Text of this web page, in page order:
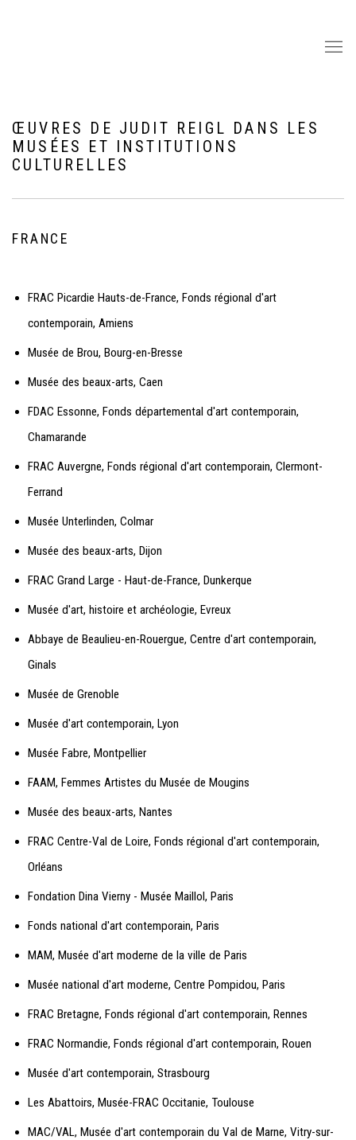
ŒUVRES DE JUDIT REIGL DANS LES
MUSÉES ET INSTITUTIONS
CULTURELLES
FRANCE
FRAC Picardie Hauts-de-France, Fonds régional d'art
contemporain, Amiens
Musée de Brou, Bourg-en-Bresse
Musée des beaux-arts, Caen
FDAC Essonne, Fonds départemental d'art contemporain,
Chamarande
FRAC Auvergne, Fonds régional d'art contemporain, Clermont-
Ferrand
Musée Unterlinden, Colmar
Musée des beaux-arts, Dijon
FRAC Grand Large - Haut-de-France, Dunkerque
Musée d'art, histoire et archéologie, Evreux
Abbaye de Beaulieu-en-Rouergue, Centre d'art contemporain,
Ginals
Musée de Grenoble
Musée d'art contemporain, Lyon
Musée Fabre, Montpellier
FAAM, Femmes Artistes du Musée de Mougins
Musée des beaux-arts, Nantes
FRAC Centre-Val de Loire, Fonds régional d'art contemporain,
Orléans
Fondation Dina Vierny - Musée Maillol, Paris
Fonds national d'art contemporain, Paris
MAM, Musée d'art moderne de la ville de Paris
Musée national d'art moderne, Centre Pompidou, Paris
FRAC Bretagne, Fonds régional d'art contemporain, Rennes
FRAC Normandie, Fonds régional d'art contemporain, Rouen
Musée d'art contemporain, Strasbourg
Les Abattoirs, Musée-FRAC Occitanie, Toulouse
MAC/VAL, Musée d'art contemporain du Val de Marne, Vitry-sur-